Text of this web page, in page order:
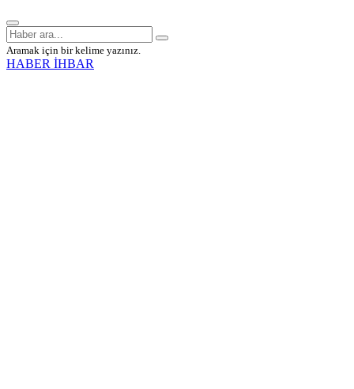
Aramak için bir kelime yazınız.
HABER İHBAR